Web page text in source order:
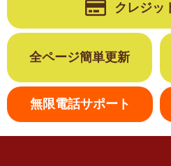
クレジッ
全ページ簡単更新
無限電話サポート